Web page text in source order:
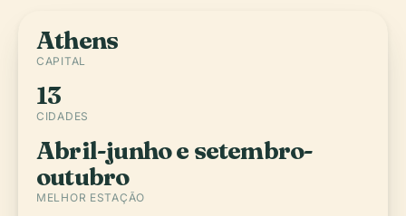
Athens
CAPITAL
13
CIDADES
Abril-junho e setembro-
outubro
MELHOR ESTAÇÃO